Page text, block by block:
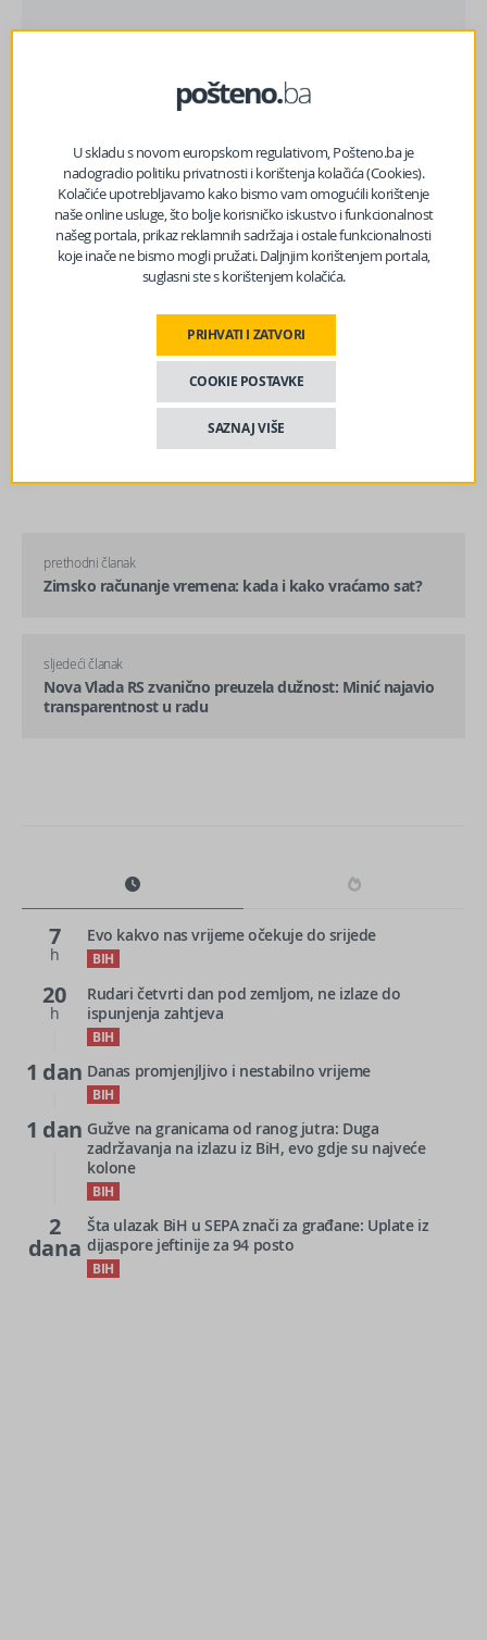
FacebookMessenger
TwitterWhatsApp
Viber Email
prethodni članak
Zimsko računanje vremena: kada i kako vraćamo sat?
sljedeći članak
Nova Vlada RS zvanično preuzela dužnost: Minić najavio
transparentnost u radu
7
h
Evo kakvo nas vrijeme očekuje do srijede
BIH
20
h
Rudari četvrti dan pod zemljom, ne izlaze do
ispunjenja zahtjeva
BIH
1 dan Danas promjenjljivo i nestabilno vrijeme
BIH
1 dan Gužve na granicama od ranog jutra: Duga
zadržavanja na izlazu iz BiH, evo gdje su najveće
kolone
BIH
2
dana
Šta ulazak BiH u SEPA znači za građane: Uplate iz
dijaspore jeftinije za 94 posto
BIH
U skladu s novom europskom regulativom, Pošteno.ba je
nadogradio politiku privatnosti i korištenja kolačića (Cookies).
Kolačiće upotrebljavamo kako bismo vam omogućili korištenje
naše online usluge, što bolje korisničko iskustvo i funkcionalnost
našeg portala, prikaz reklamnih sadržaja i ostale funkcionalnosti
koje inače ne bismo mogli pružati. Daljnjim korištenjem portala,
suglasni ste s korištenjem kolačića.
PRIHVATI I ZATVORI
COOKIE POSTAVKE
SAZNAJ VIŠE